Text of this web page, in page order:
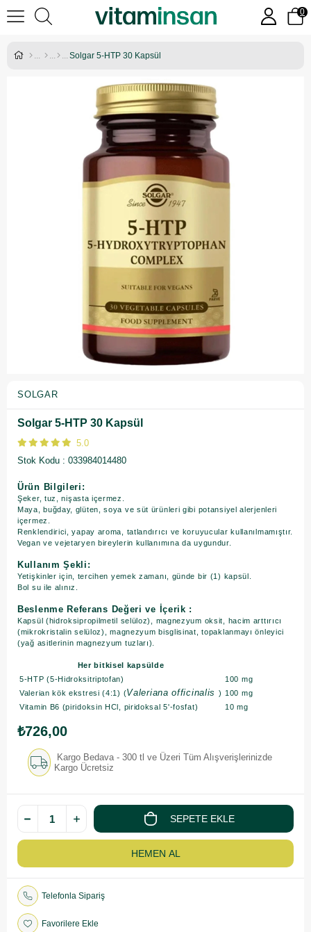
0
Solgar 5-HTP 30 Kapsül
SOLGAR
Solgar 5-HTP 30 Kapsül
5.0
Stok Kodu
033984014480
Ürün Bilgileri:
Şeker, tuz, nişasta içermez.
Maya, buğday, glüten, soya ve süt ürünleri gibi potansiyel alerjenleri
içermez.
Renklendirici, yapay aroma, tatlandırıcı ve koruyucular kullanılmamıştır.
Vegan ve vejetaryen bireylerin kullanımına da uygundur.
Kullanım Şekli:
Yetişkinler için, tercihen yemek zamanı, günde bir (1) kapsül.
Bol su ile alınız.
Beslenme Referans Değeri ve İçerik :
Kapsül (hidroksipropilmetil selüloz), magnezyum oksit, hacim arttırıcı
(mikrokristalin selüloz), magnezyum bisglisinat, topaklanmayı önleyici
(yağ asitlerinin magnezyum tuzları).
Her bitkisel kapsülde
5-HTP (5-Hidroksitriptofan)
100 mg
Valerian kök ekstresi (4:1) (Valeriana officinalis ) 100 mg
Vitamin B6 (piridoksin HCl, piridoksal 5'-fosfat)
10 mg
₺726,00
Kargo Bedava - 300 tl ve Üzeri Tüm Alışverişlerinizde
Kargo Ücretsiz
Telefonla Sipariş
Favorilere Ekle